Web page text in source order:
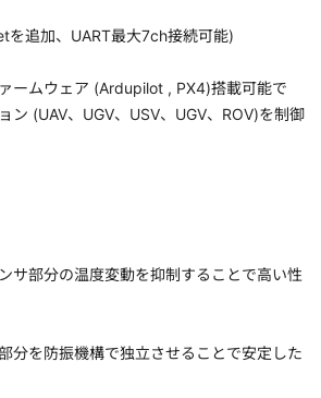
を追加、UART最大7ch接続可能)
ームウェア (Ardupilot , PX4)搭載可能で
ン (UAV、UGV、USV、UGV、ROV)を制御
サ部分の温度変動を抑制することで高い性
分を防振機構で独立させることで安定した